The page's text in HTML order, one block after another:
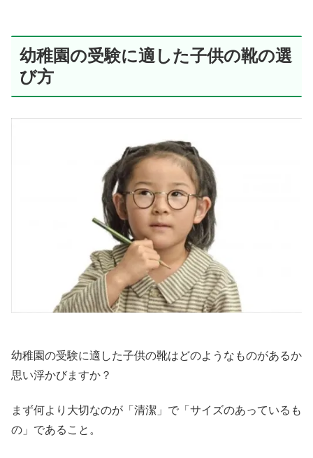
幼稚園の受験に適した子供の靴の選
び方
幼稚園の受験に適した子供の靴はどのようなものがあるか
思い浮かびますか？
まず何より大切なのが「清潔」で「サイズのあっているも
の」であること。